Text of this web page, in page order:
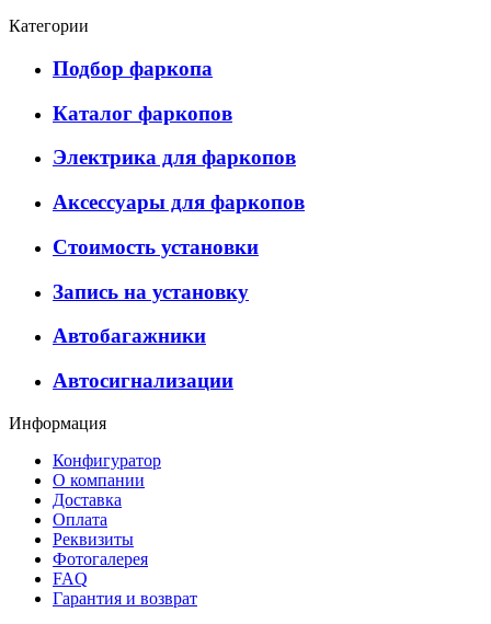
Категории
Подбор фаркопа
Каталог фаркопов
Электрика для фаркопов
Аксессуары для фаркопов
Стоимость установки
Запись на установку
Автобагажники
Автосигнализации
Информация
Конфигуратор
О компании
Доставка
Оплата
Реквизиты
Фотогалерея
FAQ
Гарантия и возврат